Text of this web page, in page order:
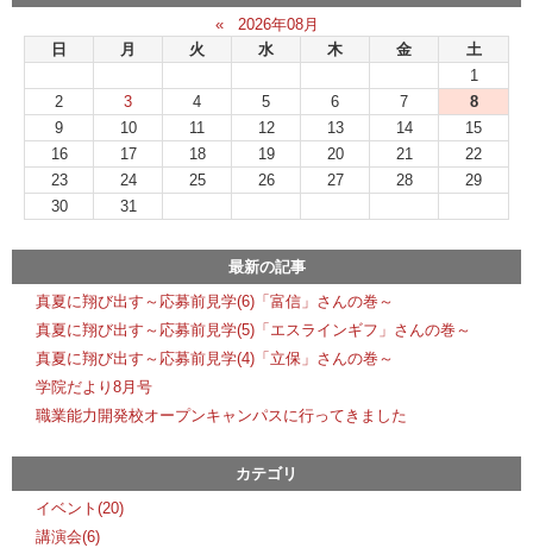
«
2026年08月
日
月 火 水 木 金
土
1
2
3 4 5 6 7
8
9
10 11 12 13 14
15
16
17 18 19 20 21
22
23
24 25 26 27 28
29
30
31
最新の記事
真夏に翔び出す～応募前見学(6)「富信」さんの巻～
真夏に翔び出す～応募前見学(5)「エスラインギフ」さんの巻～
真夏に翔び出す～応募前見学(4)「立保」さんの巻～
学院だより8月号
職業能力開発校オープンキャンパスに行ってきました
カテゴリ
イベント(20)
講演会(6)